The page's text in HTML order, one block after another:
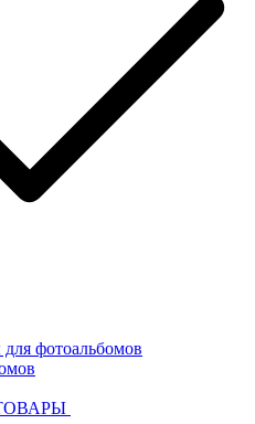
фотоальбомов